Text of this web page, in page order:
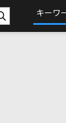
キーワ